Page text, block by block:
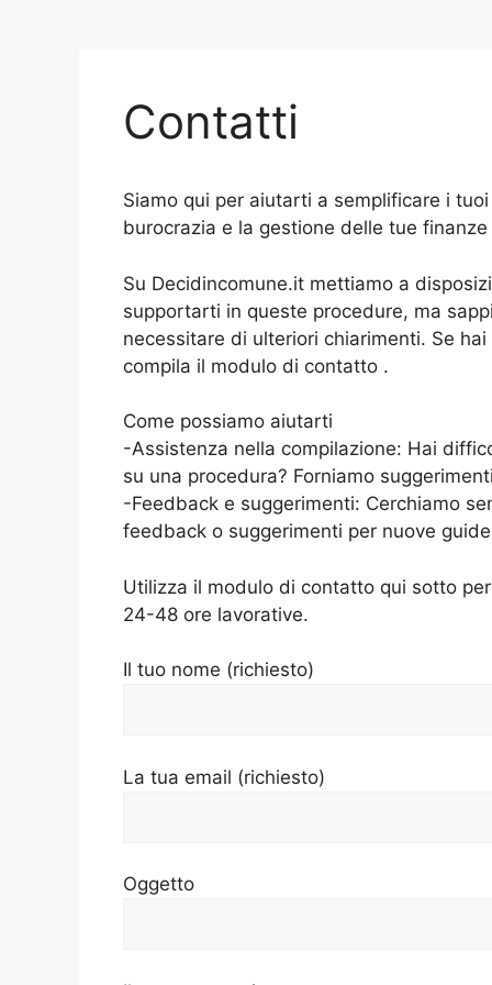
Contatti
Siamo qui per aiutarti a semplificare i
burocrazia e la gestione delle tue finanze
Su Decidincomune.it mettiamo a
supportarti in queste procedure, ma
necessitare di ulteriori chiarimenti. Se
compila il modulo di contatto .
Come possiamo aiutarti
-Assistenza nella compilazione: Hai
su una procedura? Forniamo
-Feedback e suggerimenti: Cerchiamo
feedback o suggerimenti per nuove
Utilizza il modulo di contatto qui sotto
24-48 ore lavorative.
Il tuo nome (richiesto)
La tua email (richiesto)
Oggetto